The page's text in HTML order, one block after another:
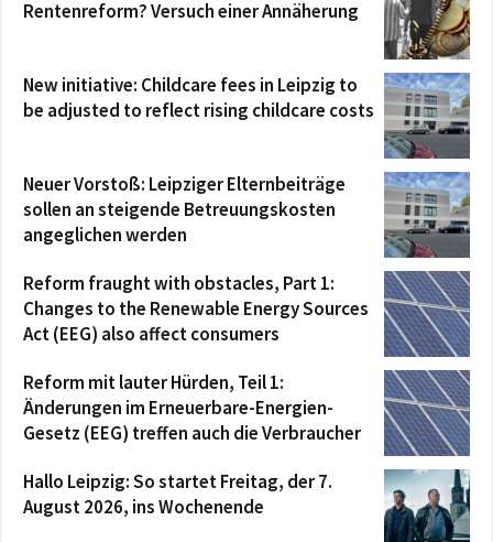
Rentenreform? Versuch einer Annäherung
New initiative: Childcare fees in Leipzig to
be adjusted to reflect rising childcare costs
Neuer Vorstoß: Leipziger Elternbeiträge
sollen an steigende Betreuungskosten
angeglichen werden
Reform fraught with obstacles, Part 1:
Changes to the Renewable Energy Sources
Act (EEG) also affect consumers
Reform mit lauter Hürden, Teil 1:
Änderungen im Erneuerbare-Energien-
Gesetz (EEG) treffen auch die Verbraucher
Hallo Leipzig: So startet Freitag, der 7.
August 2026, ins Wochenende